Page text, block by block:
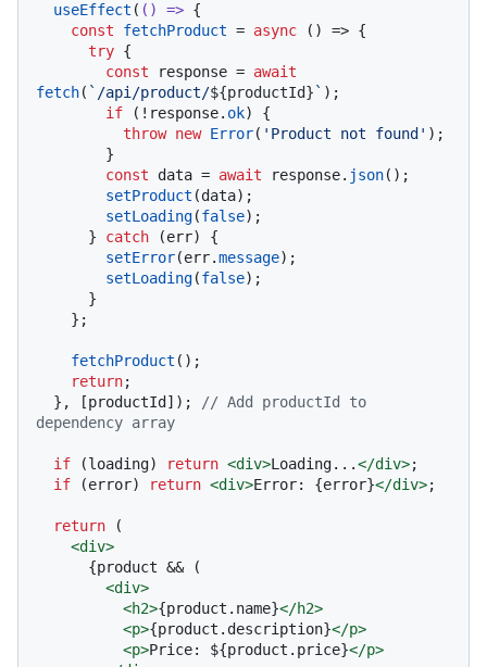
useEffect ( () => {
const
fetchProduct = async ( ) => {
try {
const response = await
fetch( `/api/product/${productId} ` );
if (!response. ok) {
throw new Error( 'Product not found' );
const data = await response. json();
setProduct (data);
setLoading(false);
      }
catch (err) {
setError(err.message);
setLoading(false);
fetchProduct ();
return;
  }, [productId]);
// Add productId to
dependency array
if (loading) return <div>Loading...</div>;
if (error) return <div>Error: {error}</div>;
return (
<div>
<div>
<h2>{product.name}</h2>
<p>{product.description}</p>
<p>Price: ${product.price}</p>